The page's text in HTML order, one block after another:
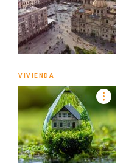
VIVIENDA